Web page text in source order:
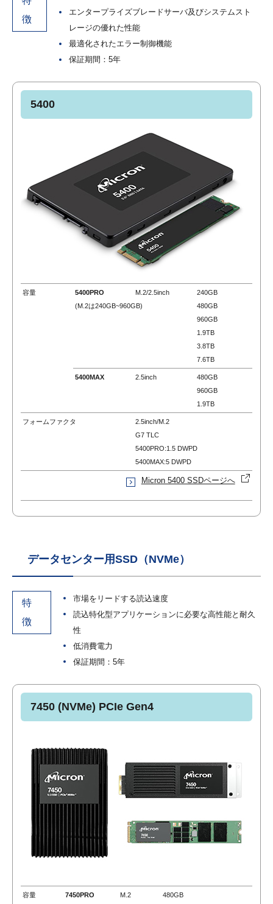
徴
エンタープライズブレードサーバ及びシステムスト
レージの優れた性能
最適化されたエラー制御機能
保証期間：5年
5400
容量 5400PRO M.2/2.5inch
240GB
(M.2は240GB~960GB)
480GB
960GB
1.9TB
3.8TB
7.6TB
5400MAX 2.5inch
480GB
960GB
1.9TB
フォームファクタ
2.5inch/M.2
G7 TLC
5400PRO:1.5 DWPD
5400MAX:5 DWPD
Micron 5400 SSDページへ
データセンター用SSD（NVMe）
特
徴
市場をリードする読込速度
読込特化型アプリケーションに必要な高性能と耐久
性
低消費電力
保証期間：5年
7450 (NVMe) PCIe Gen4
容量 7450PRO M.2
480GB